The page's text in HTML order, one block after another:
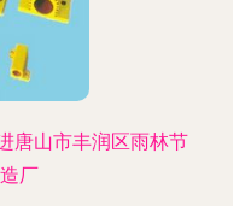
唐山市丰润区雨林节
厂